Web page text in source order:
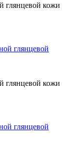
глянцевой кожи
глянцевой кожи